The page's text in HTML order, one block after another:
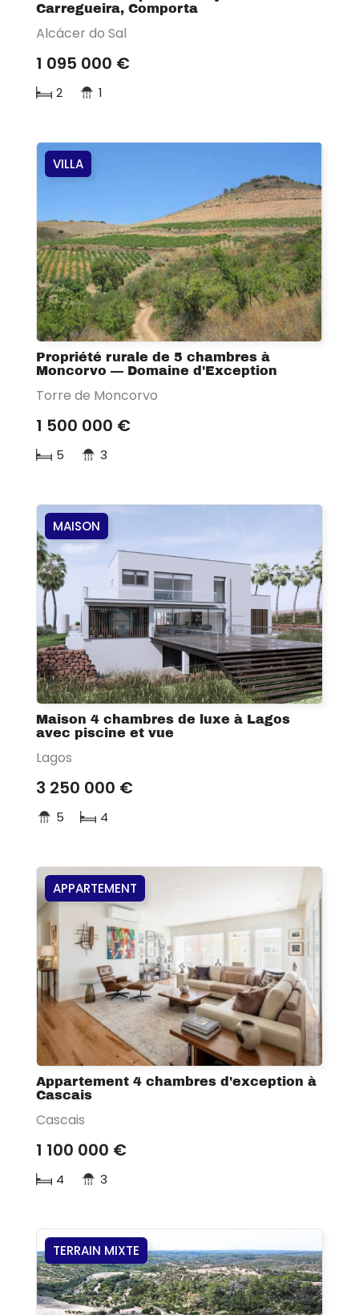
Carregueira, Comporta
Alcácer do Sal
1 095 000 €
2 1
VILLA
Propriété rurale de 5 chambres à
Moncorvo — Domaine d'Exception
Torre de Moncorvo
1 500 000 €
5 3
MAISON
Maison 4 chambres de luxe à Lagos
avec piscine et vue
Lagos
3 250 000 €
5 4
APPARTEMENT
Appartement 4 chambres d'exception à
Cascais
Cascais
1 100 000 €
4 3
TERRAIN MIXTE